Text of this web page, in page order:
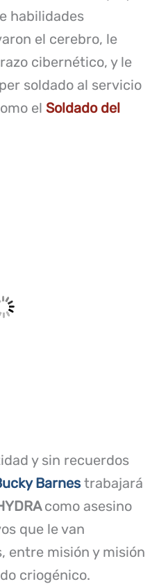
habilidades
el cerebro, le
cibernético, y le
soldado al servicio
el Soldado del
y sin recuerdos
Barnestrabajará
como asesino
que le van
entre misión y misión
criogénico.